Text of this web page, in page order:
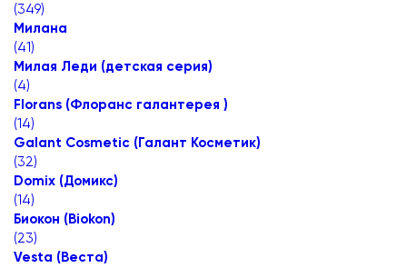
(349)
Милана
(41)
Милая Леди (детская серия)
(4)
Florans (Флоранс галантерея )
(14)
Galant Cosmetic (Галант Косметик)
(32)
Domix (Домикс)
(14)
Биокон (Biokon)
(23)
Vesta (Веста)